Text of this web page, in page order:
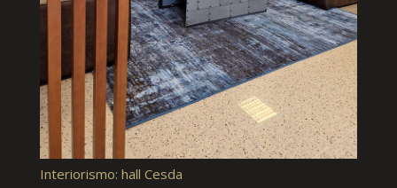
Interiorismo: hall Cesda